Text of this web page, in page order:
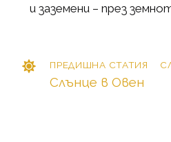
и заземени – през
ПРЕДИШНА СТАТИЯ
Слънце в Овен